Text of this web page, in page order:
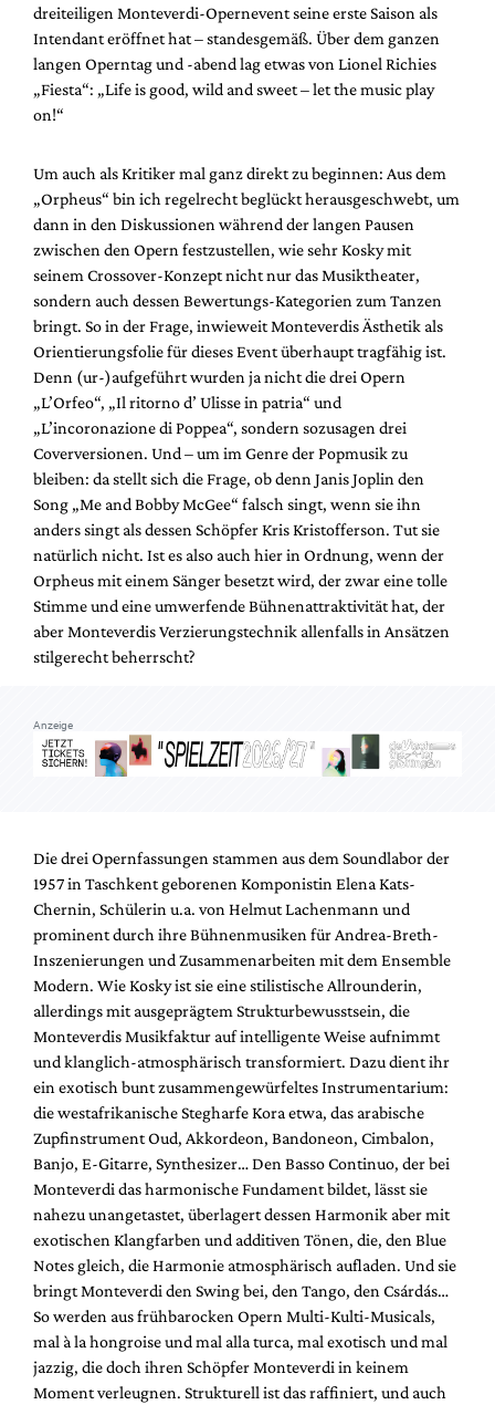
dreiteiligen Monteverdi-Opernevent seine erste Saison als
Intendant eröffnet hat – standesgemäß. Über dem ganzen
langen Operntag und -abend lag etwas von Lionel Richies
„Fiesta“: „Life is good, wild and sweet – let the music play
on!“
Um auch als Kritiker mal ganz direkt zu beginnen: Aus dem
„Orpheus“ bin ich regelrecht beglückt herausgeschwebt, um
dann in den Diskussionen während der langen Pausen
zwischen den Opern festzustellen, wie sehr Kosky mit
seinem Crossover-Konzept nicht nur das Musiktheater,
sondern auch dessen Bewertungs-Kategorien zum Tanzen
bringt. So in der Frage, inwieweit Monteverdis Ästhetik als
Orientierungsfolie für dieses Event überhaupt tragfähig ist.
Denn (ur-)aufgeführt wurden ja nicht die drei Opern
„L’Orfeo“, „Il ritorno d’ Ulisse in patria“ und
„L’incoronazione di Poppea“, sondern sozusagen drei
Coverversionen. Und – um im Genre der Popmusik zu
bleiben: da stellt sich die Frage, ob denn Janis Joplin den
Song „Me and Bobby McGee“ falsch singt, wenn sie ihn
anders singt als dessen Schöpfer Kris Kristofferson. Tut sie
natürlich nicht. Ist es also auch hier in Ordnung, wenn der
Orpheus mit einem Sänger besetzt wird, der zwar eine tolle
Stimme und eine umwerfende Bühnenattraktivität hat, der
aber Monteverdis Verzierungstechnik allenfalls in Ansätzen
stilgerecht beherrscht?
Anzeige
Die drei Opernfassungen stammen aus dem Soundlabor der
1957 in Taschkent geborenen Komponistin Elena Kats-
Chernin, Schülerin u.a. von Helmut Lachenmann und
prominent durch ihre Bühnenmusiken für Andrea-Breth-
Inszenierungen und Zusammenarbeiten mit dem Ensemble
Modern. Wie Kosky ist sie eine stilistische Allrounderin,
allerdings mit ausgeprägtem Strukturbewusstsein, die
Monteverdis Musikfaktur auf intelligente Weise aufnimmt
und klanglich-atmosphärisch transformiert. Dazu dient ihr
ein exotisch bunt zusammengewürfeltes Instrumentarium:
die westafrikanische Stegharfe Kora etwa, das arabische
Zupfinstrument Oud, Akkordeon, Bandoneon, Cimbalon,
Banjo, E-Gitarre, Synthesizer… Den Basso Continuo, der bei
Monteverdi das harmonische Fundament bildet, lässt sie
nahezu unangetastet, überlagert dessen Harmonik aber mit
exotischen Klangfarben und additiven Tönen, die, den Blue
Notes gleich, die Harmonie atmosphärisch aufladen. Und sie
bringt Monteverdi den Swing bei, den Tango, den Csárdás…
So werden aus frühbarocken Opern Multi-Kulti-Musicals,
mal à la hongroise und mal alla turca, mal exotisch und mal
jazzig, die doch ihren Schöpfer Monteverdi in keinem
Moment verleugnen. Strukturell ist das raffiniert, und auch